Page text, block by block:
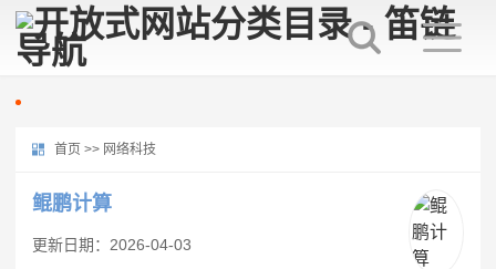
首页 >> 网络科技
鲲鹏计算
更新日期：2026-04-03